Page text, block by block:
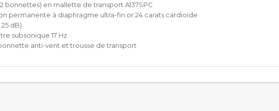
bonnettes) en mallette de transport A137SPC
permanente à diaphragme ultra-fin or 24 carats cardioïde
dB)
subsonique 17 Hz
anti-vent et trousse de transport